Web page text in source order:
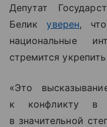
Депутат
Беликуверен,
национальные
стремится
«Это
к конфликту в
в значительной